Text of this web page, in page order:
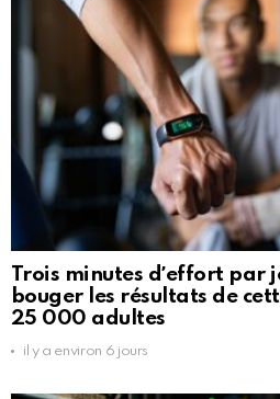
Trois minutes dʼeffort par
bouger les résultats de
25 000 adultes
il y a environ 6 jours